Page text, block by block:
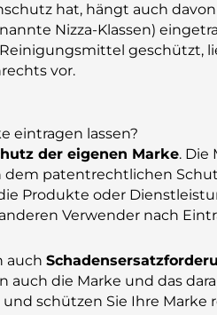
hat, hängt auch
Nizza-Klassen)
geschützt,
vor.
eintragen lassen?
der eigenen Marke. Die
dem patentrechtlichen
Produkte oder
Verwender nach
auch
auch die Marke und das
schützen Sie Ihre Marke